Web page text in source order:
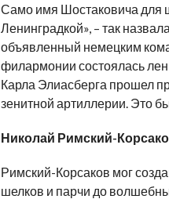
Само имя Шостаковича для
Ленинградкой», – так
объявленный немецким
филармонии состоялась
Карла Элиасберга прошел
зенитной артиллерии. Это
Николай Римский-
Римский-Корсаков мог
шелков и парчи до